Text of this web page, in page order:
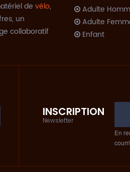
de vélo,
un
collaboratif
Adulte
Adulte
Enfant
INSCRIPTION
Newsletter
En